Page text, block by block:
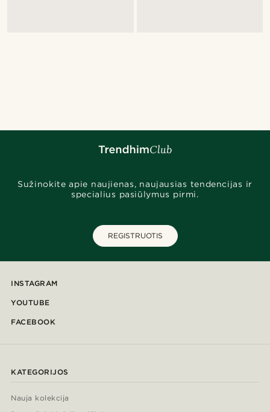
Sužinokite apie naujienas, naujausias tendencijas ir
specialius pasiūlymus pirmi.
REGISTRUOTIS
INSTAGRAM
YOUTUBE
FACEBOOK
KATEGORIJOS
Nauja kolekcija